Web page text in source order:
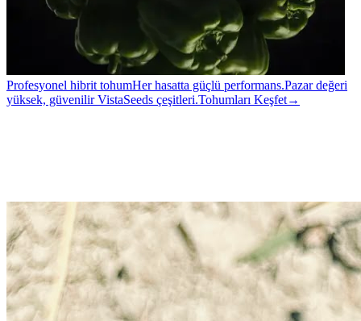
Profesyonel hibrit tohumHer hasatta güçlü performans.Pazar değeri
yüksek, güvenilir VistaSeeds çeşitleri.Tohumları Keşfet→